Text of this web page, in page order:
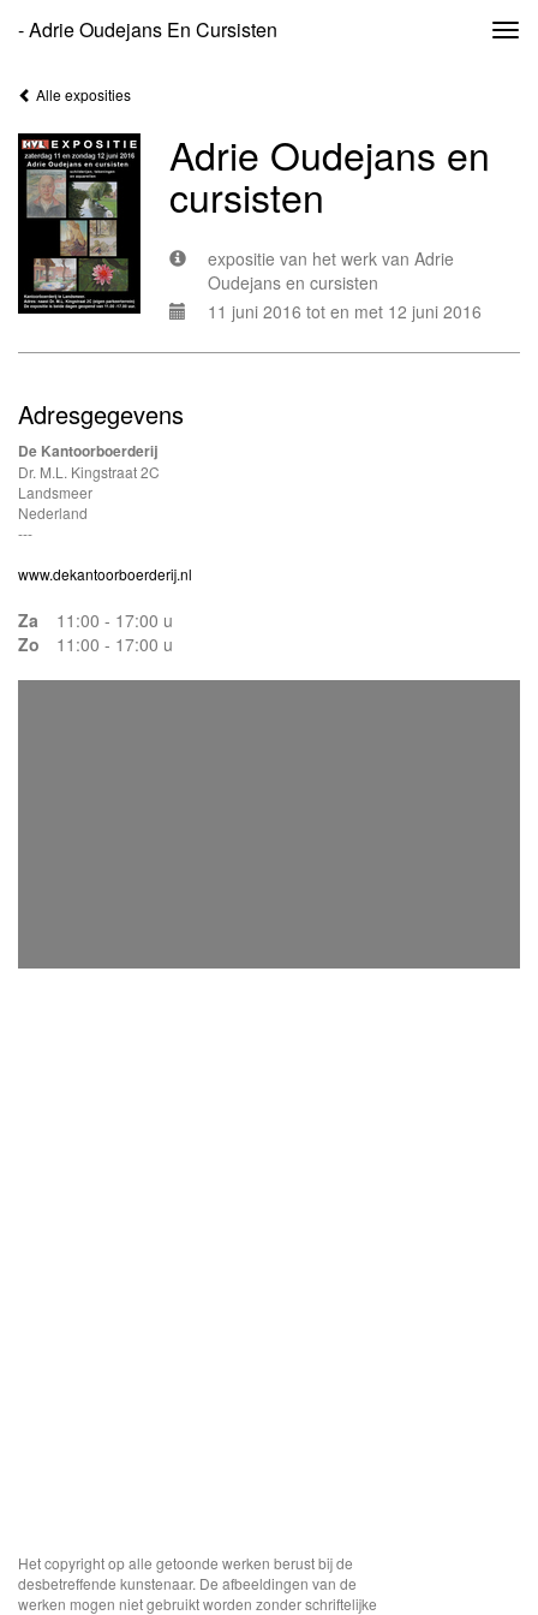
- Adrie Oudejans En Cursisten
Alle exposities
Adrie Oudejans en
cursisten
expositie van het werk van Adrie
Oudejans en cursisten
11 juni 2016 tot en met 12 juni 2016
Adresgegevens
De Kantoorboerderij
Dr. M.L. Kingstraat 2C
Landsmeer
Nederland
---
www.dekantoorboerderij.nl
Za
11:00 - 17:00 u
Zo
11:00 - 17:00 u
Het copyright op alle getoonde werken berust bij de
desbetreffende kunstenaar. De afbeeldingen van de
werken mogen niet gebruikt worden zonder schriftelijke